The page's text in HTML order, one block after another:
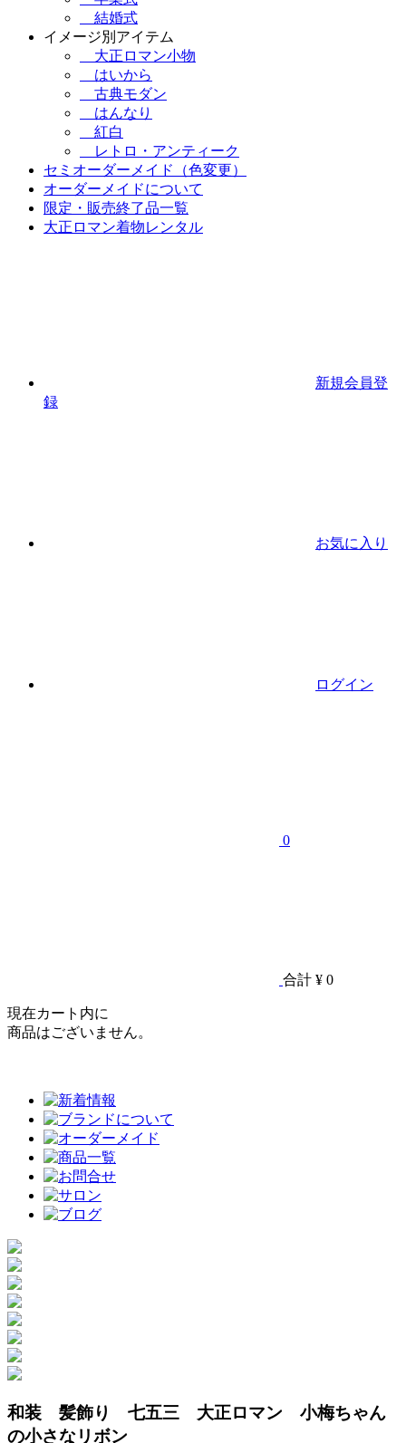
結婚式
イメージ別アイテム
大正ロマン小物
はいから
古典モダン
はんなり
紅白
レトロ・アンティーク
セミオーダーメイド（色変更）
オーダーメイドについて
限定・販売終了品一覧
大正ロマン着物レンタル
新規会員登
録
お気に入り
ログイン
0
合計 ¥ 0
現在カート内に
商品はございません。
和装 髪飾り 七五三 大正ロマン 小梅ちゃん
の小さなリボン